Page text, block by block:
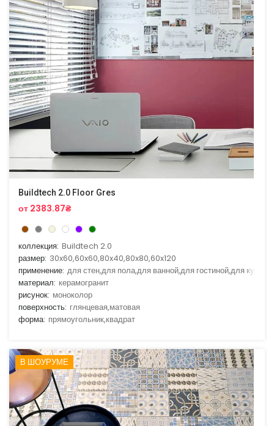
Buildtech 2.0 Floor Gres
от 2383.87₴
коллекция: Buildtech 2.0
размер: 30x60,60x60,80x40,80x80,60x120
применение: для стен,для пола,для ванной,для гостиной,для кухни
материал: керамогранит
рисунок: моноколор
поверхность: глянцевая,матовая
форма: прямоугольник,квадрат
В ШОУРУМЕ